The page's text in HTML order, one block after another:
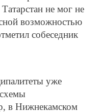
не мог не
возможностью
собеседник
уже
в Нижнекамском